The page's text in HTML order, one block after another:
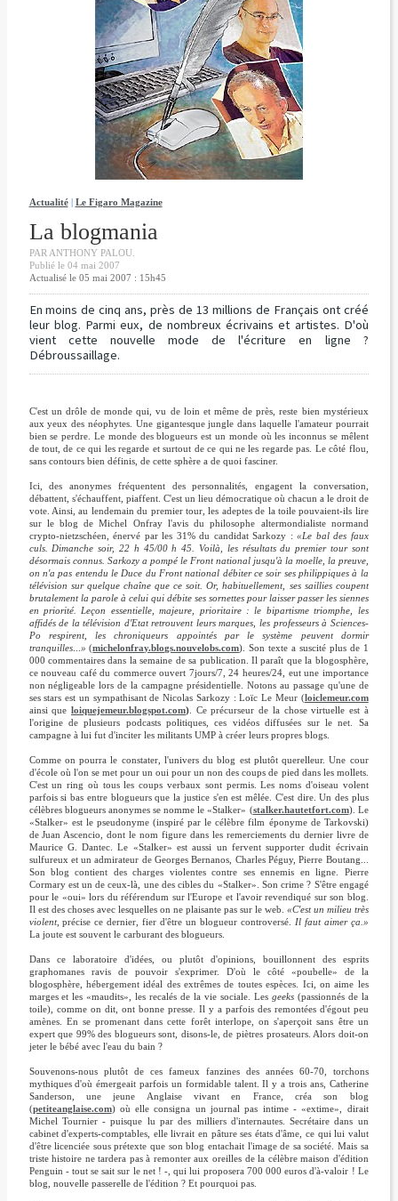
Actualité Le Figaro Magazine
La blogmania
PAR ANTHONY PALOU.
Publié le 04 mai 2007
Actualisé le 05 mai 2007 : 15h45
En moins de cinq ans, près de 13 millions de Français ont créé
leur blog. Parmi eux, de nombreux écrivains et artistes. D'où
vient cette nouvelle mode de l'écriture en ligne ?
Débroussaillage.
C'est un drôle de monde qui, vu de loin et même de près, reste bien mystérieux
aux yeux des néophytes. Une gigantesque jungle dans laquelle l'amateur pourrait
bien se perdre. Le monde des blogueurs est un monde où les inconnus se mêlent
de tout, de ce qui les regarde et surtout de ce qui ne les regarde pas. Le côté flou,
sans contours bien définis, de cette sphère a de quoi fasciner.
Ici, des anonymes fréquentent des personnalités, engagent la conversation,
débattent, s'échauffent, piaffent. C'est un lieu démocratique où chacun a le droit de
vote. Ainsi, au lendemain du premier tour, les adeptes de la toile pouvaient-ils lire
sur le blog de Michel Onfray l'avis du philosophe altermondialiste normand
crypto-nietzschéen, énervé par les 31% du candidat Sarkozy :«Le bal des faux
culs. Dimanche soir, 22 h 45/00 h 45. Voilà, les résultats du premier tour sont
désormais connus. Sarkozy a pompé le Front national jusqu'à la moelle, la preuve,
on n'a pas entendu le Duce du Front national débiter ce soir ses philippiques à la
télévision sur quelque chaîne que ce soit. Or, habituellement, ses saillies coupent
brutalement la parole à celui qui débite ses sornettes pour laisser passer les siennes
en priorité. Leçon essentielle, majeure, prioritaire : le bipartisme triomphe, les
affidés de la télévision d'Etat retrouvent leurs marques, les professeurs à Sciences-
Po respirent, les chroniqueurs appointés par le système peuvent dormir
tranquilles... » (michelonfray.blogs.nouvelobs.com). Son texte a suscité plus de 1
000 commentaires dans la semaine de sa publication. Il paraît que la blogosphère,
ce nouveau café du commerce ouvert 7jours/7, 24 heures/24, eut une importance
non négligeable lors de la campagne présidentielle. Notons au passage qu'une de
ses stars est un sympathisant de Nicolas Sarkozy : Loïc Le Meur (loiclemeur.com
ainsi que loiquejemeur.blogspot.com). Ce précurseur de la chose virtuelle est à
l'origine de plusieurs podcasts politiques, ces vidéos diffusées sur le net. Sa
campagne à lui fut d'inciter les militants UMP à créer leurs propres blogs.
Comme on pourra le constater, l'univers du blog est plutôt querelleur. Une cour
d'école où l'on se met pour un oui pour un non des coups de pied dans les mollets.
C'est un ring où tous les coups verbaux sont permis. Les noms d'oiseau volent
parfois si bas entre blogueurs que la justice s'en est mêlée. C'est dire. Un des plus
célèbres blogueurs anonymes se nomme le «Stalker» (stalker.hautetfort.com). Le
«Stalker» est le pseudonyme (inspiré par le célèbre film éponyme de Tarkovski)
de Juan Ascencio, dont le nom figure dans les remerciements du dernier livre de
Maurice G. Dantec. Le «Stalker» est aussi un fervent supporter dudit écrivain
sulfureux et un admirateur de Georges Bernanos, Charles Péguy, Pierre Boutang...
Son blog contient des charges violentes contre ses ennemis en ligne. Pierre
Cormary est un de ceux-là, une des cibles du «Stalker». Son crime ? S'être engagé
pour le «oui» lors du référendum sur l'Europe et l'avoir revendiqué sur son blog.
Il est des choses avec lesquelles on ne plaisante pas sur le web. «C'est un milieu très
violent, précise ce dernier, fier d'être un blogueur controversé. Il faut aimer ça.»
La joute est souvent le carburant des blogueurs.
Dans ce laboratoire d'idées, ou plutôt d'opinions, bouillonnent des esprits
graphomanes ravis de pouvoir s'exprimer. D'où le côté «poubelle» de la
blogosphère, hébergement idéal des extrêmes de toutes espèces. Ici, on aime les
marges et les «maudits», les recalés de la vie sociale. Les geeks(passionnés de la
toile), comme on dit, ont bonne presse. Il y a parfois des remontées d'égout peu
amènes. En se promenant dans cette forêt interlope, on s'aperçoit sans être un
expert que 99% des blogueurs sont, disons-le, de piètres prosateurs. Alors doit-on
jeter le bébé avec l'eau du bain ?
Souvenons-nous plutôt de ces fameux fanzines des années 60-70, torchons
mythiques d'où émergeait parfois un formidable talent. Il y a trois ans, Catherine
Sanderson, une jeune Anglaise vivant en France, créa son blog
(petiteanglaise.com) où elle consigna un journal pas intime - «extime», dirait
Michel Tournier - puisque lu par des milliers d'internautes. Secrétaire dans un
cabinet d'experts-comptables, elle livrait en pâture ses états d'âme, ce qui lui valut
d'être licenciée sous prétexte que son blog entachait l'image de sa société. Mais sa
triste histoire ne tardera pas à remonter aux oreilles de la célèbre maison d'édition
Penguin - tout se sait sur le net ! -, qui lui proposera 700 000 euros d'à-valoir ! Le
blog, nouvelle passerelle de l'édition ? Et pourquoi pas.